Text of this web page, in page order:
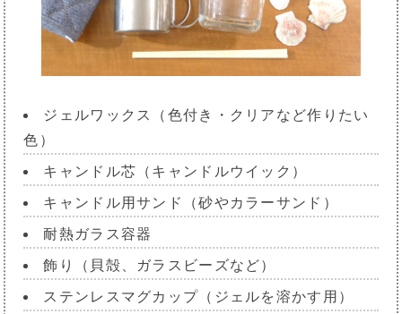
ジェルワックス（色付き・クリアなど作りたい
色）
キャンドル芯（キャンドルウイック）
キャンドル用サンド（砂やカラーサンド）
耐熱ガラス容器
飾り（貝殻、ガラスビーズなど）
ステンレスマグカップ（ジェルを溶かす用）